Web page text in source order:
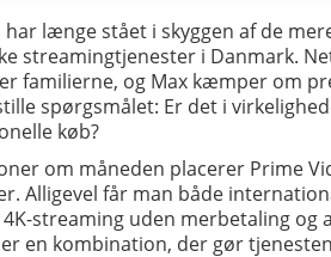
har længe stået i skyggen af de
streamingtjenester i Danmark.
familierne, og Max kæmper om
spørgsmålet: Er det i
køb?
om måneden placerer Prime
Alligevel får man både
streaming uden merbetaling og
en kombination, der gør